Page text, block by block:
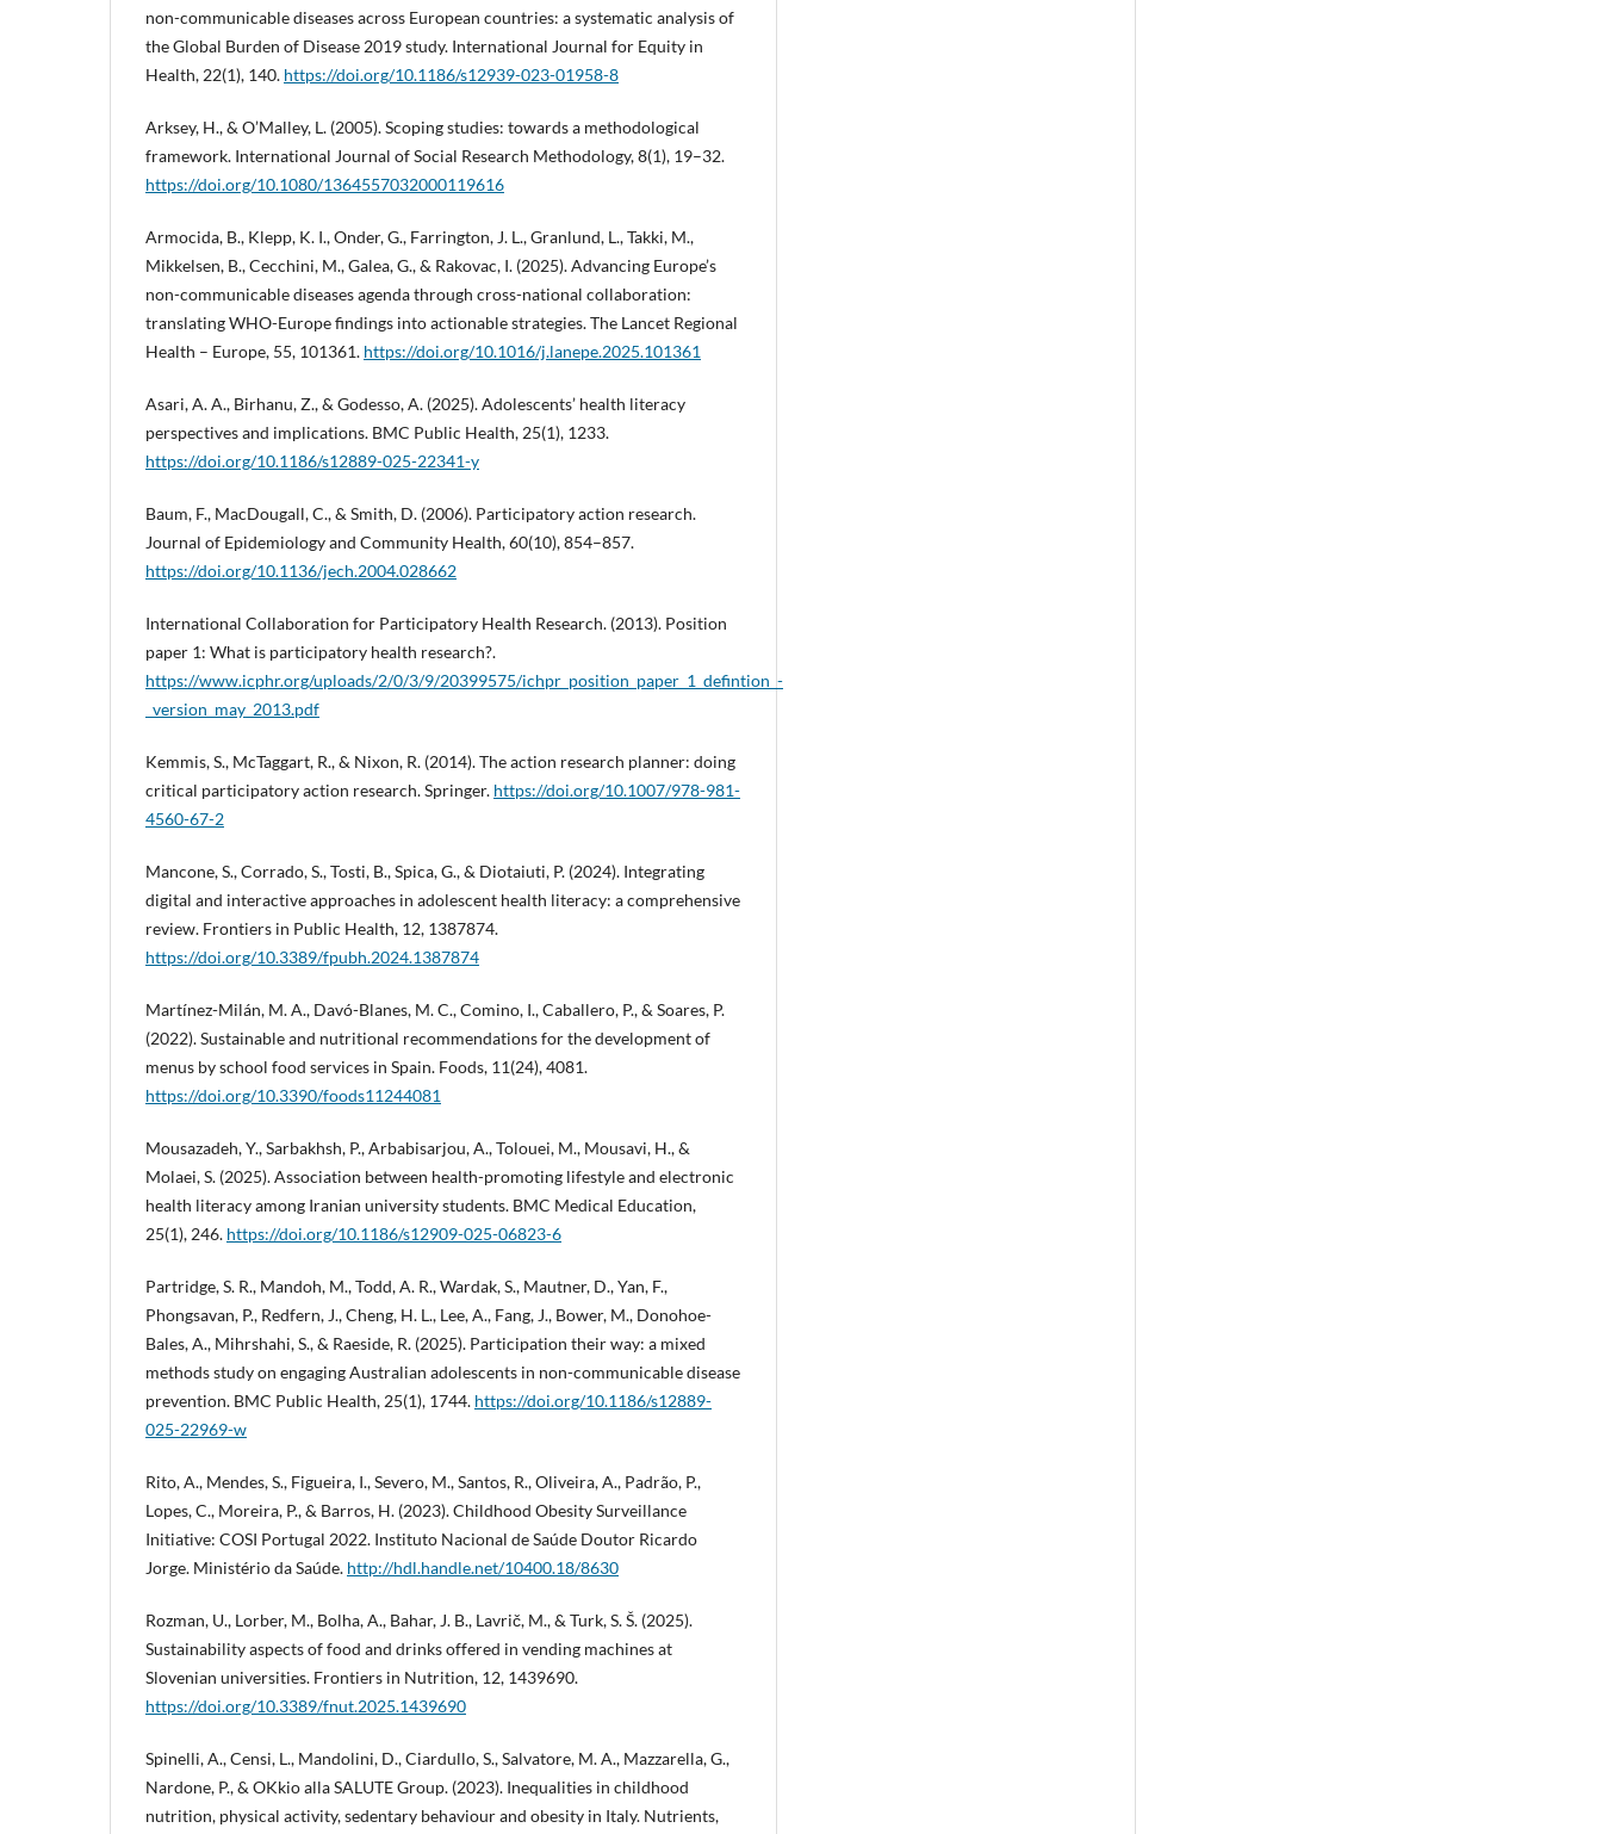
non-communicable diseases across European countries: a systematic analysis of
the Global Burden of Disease 2019 study. International Journal for Equity in
Health, 22(1), 140. https://doi.org/10.1186/s12939-023-01958-8
Arksey, H., & O’Malley, L. (2005). Scoping studies: towards a methodological
framework. International Journal of Social Research Methodology, 8(1), 19–32.
https://doi.org/10.1080/1364557032000119616
Armocida, B., Klepp, K. I., Onder, G., Farrington, J. L., Granlund, L., Takki, M.,
Mikkelsen, B., Cecchini, M., Galea, G., & Rakovac, I. (2025). Advancing Europe’s
non-communicable diseases agenda through cross-national collaboration:
translating WHO-Europe findings into actionable strategies. The Lancet Regional
Health – Europe, 55, 101361. https://doi.org/10.1016/j.lanepe.2025.101361
Asari, A. A., Birhanu, Z., & Godesso, A. (2025). Adolescents’ health literacy
perspectives and implications. BMC Public Health, 25(1), 1233.
https://doi.org/10.1186/s12889-025-22341-y
Baum, F., MacDougall, C., & Smith, D. (2006). Participatory action research.
Journal of Epidemiology and Community Health, 60(10), 854–857.
https://doi.org/10.1136/jech.2004.028662
International Collaboration for Participatory Health Research. (2013). Position
paper 1: What is participatory health research?.
https://www.icphr.org/uploads/2/0/3/9/20399575/ichpr_position_paper_1_defintion_-
_version_may_2013.pdf
Kemmis, S., McTaggart, R., & Nixon, R. (2014). The action research planner: doing
critical participatory action research. Springer. https://doi.org/10.1007/978-981-
4560-67-2
Mancone, S., Corrado, S., Tosti, B., Spica, G., & Diotaiuti, P. (2024). Integrating
digital and interactive approaches in adolescent health literacy: a comprehensive
review. Frontiers in Public Health, 12, 1387874.
https://doi.org/10.3389/fpubh.2024.1387874
Martínez-Milán, M. A., Davó-Blanes, M. C., Comino, I., Caballero, P., & Soares, P.
(2022). Sustainable and nutritional recommendations for the development of
menus by school food services in Spain. Foods, 11(24), 4081.
https://doi.org/10.3390/foods11244081
Mousazadeh, Y., Sarbakhsh, P., Arbabisarjou, A., Tolouei, M., Mousavi, H., &
Molaei, S. (2025). Association between health-promoting lifestyle and electronic
health literacy among Iranian university students. BMC Medical Education,
25(1), 246. https://doi.org/10.1186/s12909-025-06823-6
Partridge, S. R., Mandoh, M., Todd, A. R., Wardak, S., Mautner, D., Yan, F.,
Phongsavan, P., Redfern, J., Cheng, H. L., Lee, A., Fang, J., Bower, M., Donohoe-
Bales, A., Mihrshahi, S., & Raeside, R. (2025). Participation their way: a mixed
methods study on engaging Australian adolescents in non-communicable disease
prevention. BMC Public Health, 25(1), 1744. https://doi.org/10.1186/s12889-
025-22969-w
Rito, A., Mendes, S., Figueira, I., Severo, M., Santos, R., Oliveira, A., Padrão, P.,
Lopes, C., Moreira, P., & Barros, H. (2023). Childhood Obesity Surveillance
Initiative: COSI Portugal 2022. Instituto Nacional de Saúde Doutor Ricardo
Jorge. Ministério da Saúde. http://hdl.handle.net/10400.18/8630
Rozman, U., Lorber, M., Bolha, A., Bahar, J. B., Lavrič, M., & Turk, S. Š. (2025).
Sustainability aspects of food and drinks offered in vending machines at
Slovenian universities. Frontiers in Nutrition, 12, 1439690.
https://doi.org/10.3389/fnut.2025.1439690
Spinelli, A., Censi, L., Mandolini, D., Ciardullo, S., Salvatore, M. A., Mazzarella, G.,
Nardone, P., & OKkio alla SALUTE Group. (2023). Inequalities in childhood
nutrition, physical activity, sedentary behaviour and obesity in Italy. Nutrients,